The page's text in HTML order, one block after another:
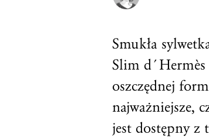
Smukła
Slim d´Hermès
oszczędnej
najważniejsze,
jest dostępny z